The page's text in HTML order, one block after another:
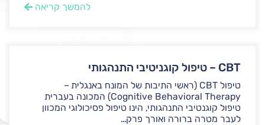
להמשך קריאה
CBT – טיפול קוגניטיבי התנהגותי
טיפול CBT (ראשי התיבות של המונח באנגלית –
Cognitive Behavioral Therapy) המכונה בעברית
טיפול קוגנטיבי התנהגותי, הינו טיפול פסיכולוגי המכוון
לעבר מטרה ברורה ואורך פרק...